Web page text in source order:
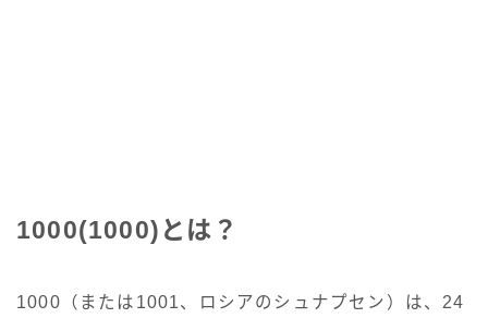
1000(1000)とは？
1000（または1001、ロシアのシュナプセン）は、24